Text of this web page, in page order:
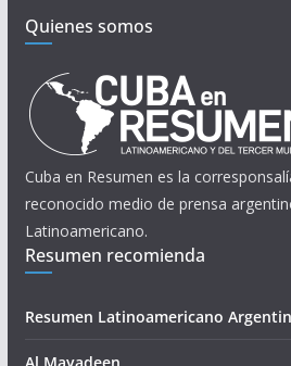
Quienes somos
Cuba en Resumen es la
reconocido medio de prensa
Latinoamericano.
Resumen recomienda
Resumen Latinoamericano